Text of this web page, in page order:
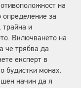
на
определение за
трайна и
Включването на
че трябва да
експерт в
будистки монах.
начин да я